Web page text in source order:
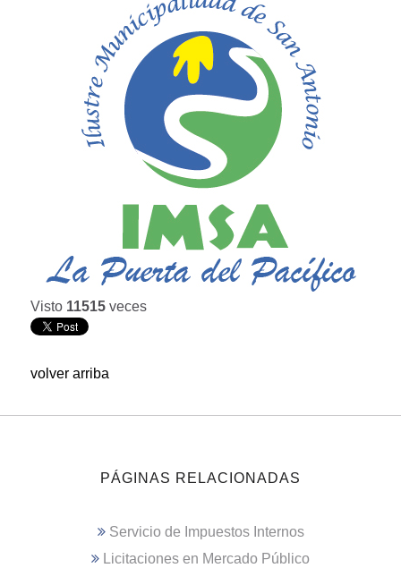
Visto 11515 veces
volver arriba
PÁGINAS RELACIONADAS
Servicio de Impuestos Internos
Licitaciones en Mercado Público